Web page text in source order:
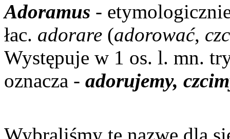
Adoramus -
łac. adorare (adorować,
Występuje w 1 os. l. mn.
oznacza - adorujemy,